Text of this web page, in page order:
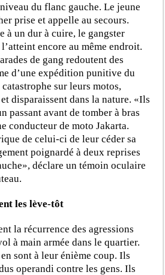
du flanc gauche. Le jeune
prise et appelle au secours.
à un dur à cuire, le gangster
encore au même endroit.
de gang redoutent des
d’une expédition punitive du
sur leurs motos,
disparaissent dans la nature. «Ils
passant avant de tomber à bras
conducteur de moto Jakarta.
de celui-ci de leur céder sa
poignardé à deux reprises
déclare un témoin oculaire
les lève-tôt
la récurrence des agressions
à main armée dans le quartier.
sont à leur énième coup. Ils
operandi contre les gens. Ils